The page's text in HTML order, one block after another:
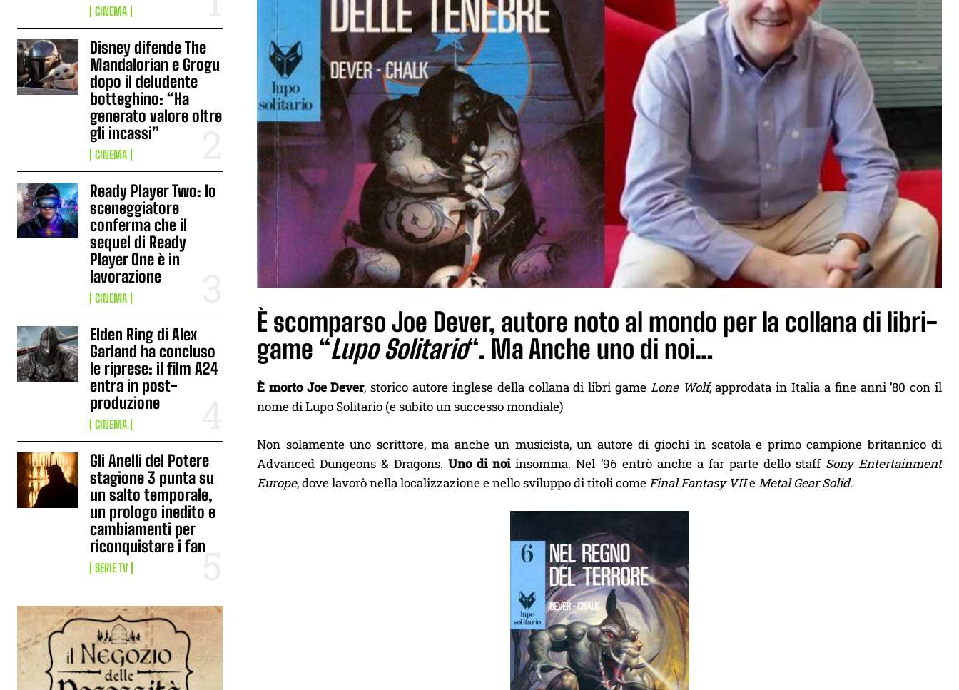
CINEMA
Disney difende The
Mandalorian e Grogu
dopo il deludente
botteghino: “Ha
generato valore oltre
gli incassi”
CINEMA
Ready Player Two: lo
sceneggiatore
conferma che il
sequel di Ready
Player One è in
lavorazione
CINEMA
Elden Ring di Alex
Garland ha concluso
le riprese: il film A24
entra in post-
produzione
CINEMA
Gli Anelli del Potere
stagione 3 punta su
un salto temporale,
un prologo inedito e
cambiamenti per
riconquistare i fan
SERIE TV
È scomparso Joe Dever, autore noto al mondo per la collana di libri-
game “Lupo Solitario“. Ma Anche uno di noi…
È morto Joe Dever, storico autore inglese della collana di libri game Lone Wolf, approdata in Italia a fine anni ’80 con il
nome di Lupo Solitario (e subito un successo mondiale)
Non solamente uno scrittore, ma anche un musicista, un autore di giochi in scatola e primo campione britannico di
Advanced Dungeons & Dragons.Uno di noiinsomma. Nel ’96 entrò anche a far parte dello staff Sony Entertainment
Europe, dove lavorò nella localizzazione e nello sviluppo di titoli comeFinal Fantasy VIIeMetal Gear Solid.